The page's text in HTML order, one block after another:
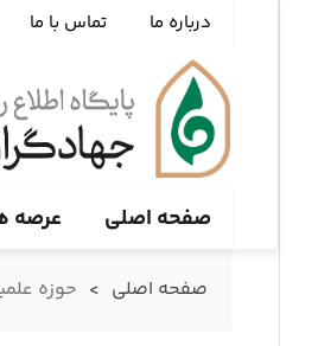
درباره ما تماس با ما
صفحه اصلی عرصه
صفحه اصلی > حوزه